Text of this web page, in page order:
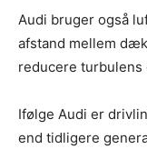
Audi bruger også
afstand mellem
reducere turbulens
Ifølge Audi er
end tidligere